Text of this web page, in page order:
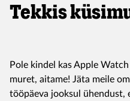
Tekkis
Pole kindel kas Apple
muret, aitame! Jäta meile
tööpäeva jooksul ühendust,